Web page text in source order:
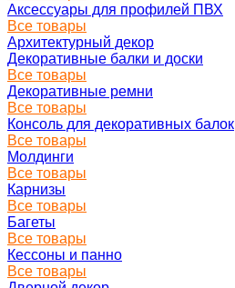
Аксессуары для профилей ПВХ
Все товары
Архитектурный декор
Декоративные балки и доски
Все товары
Декоративные ремни
Все товары
Консоль для декоративных балок
Все товары
Молдинги
Все товары
Карнизы
Все товары
Багеты
Все товары
Кессоны и панно
Все товары